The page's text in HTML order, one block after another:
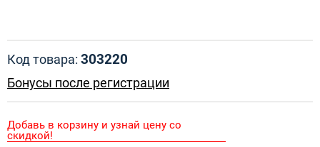
Код товара: 303220
Бонусы после регистрации
Добавь в корзину и узнай цену со
скидкой!